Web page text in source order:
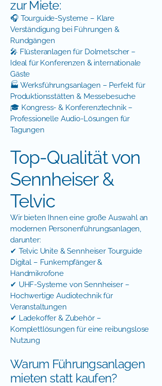
zur Miete:
🎧 Tourguide-Systeme – Klare
Verständigung bei Führungen &
Rundgängen
🎤 Flüsteranlagen für Dolmetscher –
Ideal für Konferenzen & internationale
Gäste
🏭 Werksführungsanlagen – Perfekt für
Produktionsstätten & Messebesuche
🎓 Kongress- & Konferenztechnik –
Professionelle Audio-Lösungen für
Tagungen
Top-Qualität von
Sennheiser &
Telvic
Wir bieten Ihnen eine große Auswahl an
modernen Personenführungsanlagen,
darunter:
✔ Telvic Unite & Sennheiser Tourguide
Digital – Funkempfänger &
Handmikrofone
✔ UHF-Systeme von Sennheiser –
Hochwertige Audiotechnik für
Veranstaltungen
✔ Ladekoffer & Zubehör –
Komplettlösungen für eine reibungslose
Nutzung
Warum Führungsanlagen
mieten statt kaufen?